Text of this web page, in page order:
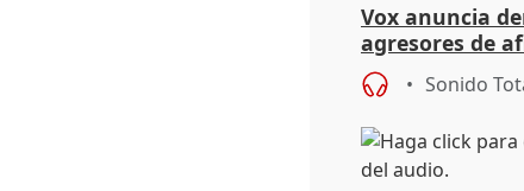
Vox anuncia
agresores de
selección
Sonido